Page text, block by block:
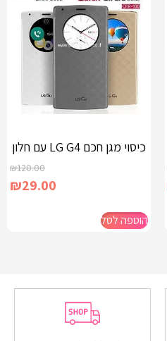
כיסוי מגן חכם LG G4 עם חלון
₪120.00
₪29.00
הוספה לסל